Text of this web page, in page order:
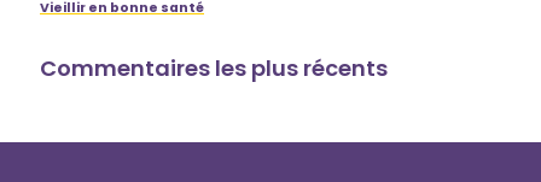
Vieillir en bonne santé
Commentaires les plus récents